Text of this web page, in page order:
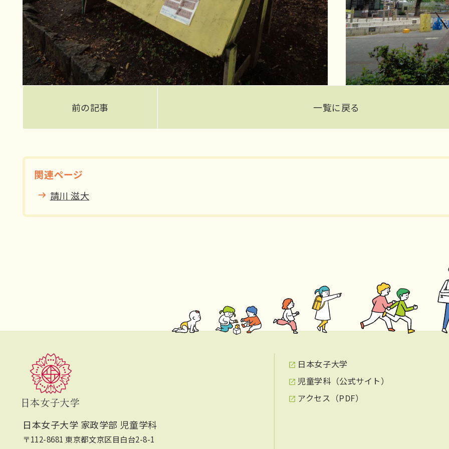
前の記事 一覧に戻る
関連ページ
請川 滋大
日本女子大学 家政学部 児童学科
〒112-8681 東京都文京区目白台2-8-1
日本女子大学
児童学科（公式サイト）
アクセス（PDF）